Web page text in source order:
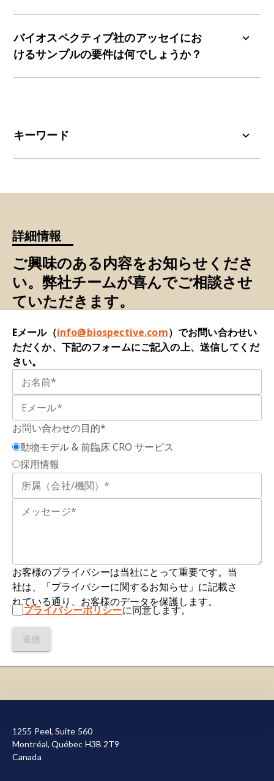
のための検証済みシングルプレックスアッセイに
加え、単一検体から複数のバイオマーカーを効率
提供しております。
バイオスペクティブ社のアッセイにお
けるサンプルの要件は何でしょうか？
ジェクト計画段階において明確なガイドラインを
ご提供し、お客様の研究上の制約条件との適合性
を確保いたします。
キーワード
してプラークを形成することがあります。
な指標です
進行・重症度の検出や経過観察、治療効果の評価
に広く用いられます。
脳脊髄液（CSF）： 脳室および脳・脊髄のくも膜
下腔内に存在する、血漿の限外濾過液です。
サイトカイン：免疫系細胞間でシグナル伝達分子
として機能する
性タンパク質です
。サイトカイン
は、インターロイキン、インターフェロン、腫瘍
壊死因子（TNF）、ケモカイン、コロニー刺激因
子、トランスフォーミング成長因子に分類されま
す。免疫応答における役割に応じて、サイトカイ
ンは炎症促進性または抗炎症性に分類されます。
体液バイオマーカー：
尿、汗、涙などの体液から得られる疾患の指標で
す。
神経変性：神経細胞の喪失をもたらす複雑で多因
ニューロフィラメントライト（NfL; NF-L）：ニ
ューロフィラメントの4つのサブユニットの一つで
あり 、ニューロンに存在し構造と形状を提供する
タンパク質です。血液および脳脊髄液中のニュー
マーカーとして機能します。
神経炎症：中枢神経系（CNS）内で生じる炎症反
ます。
詳細情報
ご興味のある内容をお知らせくださ
い。弊社チームが喜んでご相談させ
ていただきます。
Eメール（info@biospective.com）でお問い合わせい
ただくか、下記のフォームにご記入の上、送信してくだ
さい。
お問い合わせの目的*
動物モデル & 前臨床 CRO サービス
採用情報
お客様のプライバシーは当社にとって重要です。当
社は、「プライバシーに関するお知らせ」に記載さ
れている通り、お客様のデータを保護します。
プライバシーポリシーに同意します。
送信
測定して改善に役立てるため、またはマーケティング
目的で、その他のクッキーも使用しています。すべて
1255 Peel, Suite 560
Montréal, Québec H3B 2T9
Canada